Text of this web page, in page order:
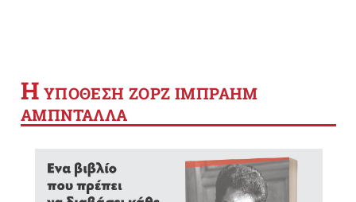
Η YΠΟΘΕΣΗ ΖΟΡΖ ΙΜΠΡΑΗΜ
ΑΜΠΝΤΑΛΛΑ